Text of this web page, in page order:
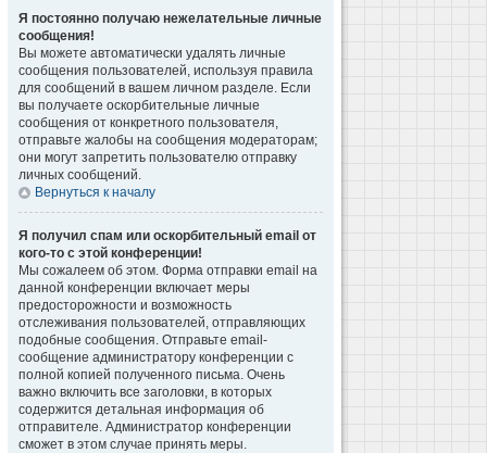
Я постоянно получаю нежелательные личные
сообщения!
Вы можете автоматически удалять личные
сообщения пользователей, используя правила
для сообщений в вашем личном разделе. Если
вы получаете оскорбительные личные
сообщения от конкретного пользователя,
отправьте жалобы на сообщения модераторам;
они могут запретить пользователю отправку
личных сообщений.
Вернуться к началу
Я получил спам или оскорбительный email от
кого-то с этой конференции!
Мы сожалеем об этом. Форма отправки email на
данной конференции включает меры
предосторожности и возможность
отслеживания пользователей, отправляющих
подобные сообщения. Отправьте email-
сообщение администратору конференции с
полной копией полученного письма. Очень
важно включить все заголовки, в которых
содержится детальная информация об
отправителе. Администратор конференции
сможет в этом случае принять меры.